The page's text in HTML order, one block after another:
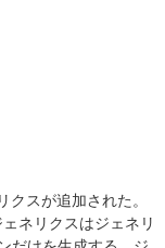
クスが追加された。
ネリクスはジェネリ